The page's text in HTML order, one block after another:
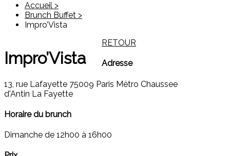
Accueil >
Brunch Buffet >
Impro’Vista
Impro’Vista
RETOUR
Adresse
13, rue Lafayette 75009 Paris Métro Chaussee
d'Antin La Fayette
Horaire du brunch
Dimanche de 12h00 à 16h00